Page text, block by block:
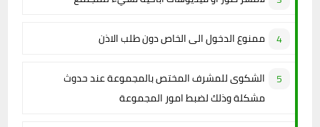
ممنوع الدخول الى الخاص دون طلب الاذن
الشكوى للمشرف المختص بالمجموعة عند حدوث
مشكلة وذلك لضبط امور المجموعة